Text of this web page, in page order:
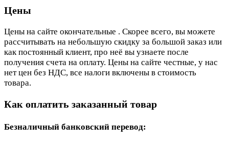
Цены
Цены на сайте окончательные . Скорее всего, вы можете
рассчитывать на небольшую скидку за большой заказ или
как постоянный клиент, про неё вы узнаете после
получения счета на оплату. Цены на сайте честные, у нас
нет цен без НДС, все налоги включены в стоимость
товара.
Как оплатить заказанный товар
Безналичный банковский перевод: